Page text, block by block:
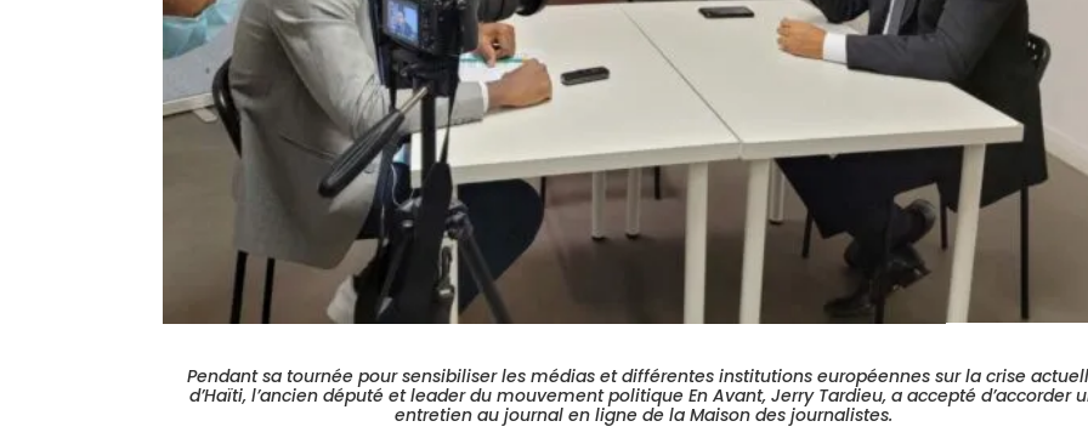
Pendant sa tournée pour sensibiliser les médias et différentes institutions européennes sur la crise
d’Haïti, l’ancien député et leader du mouvement politique En Avant, Jerry Tardieu, a accepté d’accorder
entretien au journal en ligne de la Maison des journalistes.